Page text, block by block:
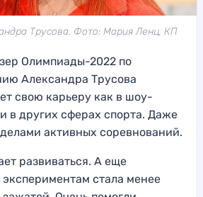
Трусова. Фото: Мария Ленц, КП
Олимпиады-2022 по
Александра Трусова
свою карьеру как в шоу-
в других сферах спорта. Даже
активных соревнований.
развиваться. А еще
экспериментам стала менее